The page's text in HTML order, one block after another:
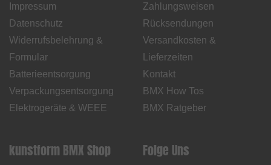
Impressum
Datenschutz
Widerrufsbelehrung &
Formular
Batterieentsorgung
Verpackungsentsorgung
Elektrogeräte & WEEE
Zahlungsweisen
Rücksendungen
Versandkosten &
Lieferzeiten
Kontakt
BMX How Tos
BMX Ratgeber
kunstform BMX Shop Folge Uns